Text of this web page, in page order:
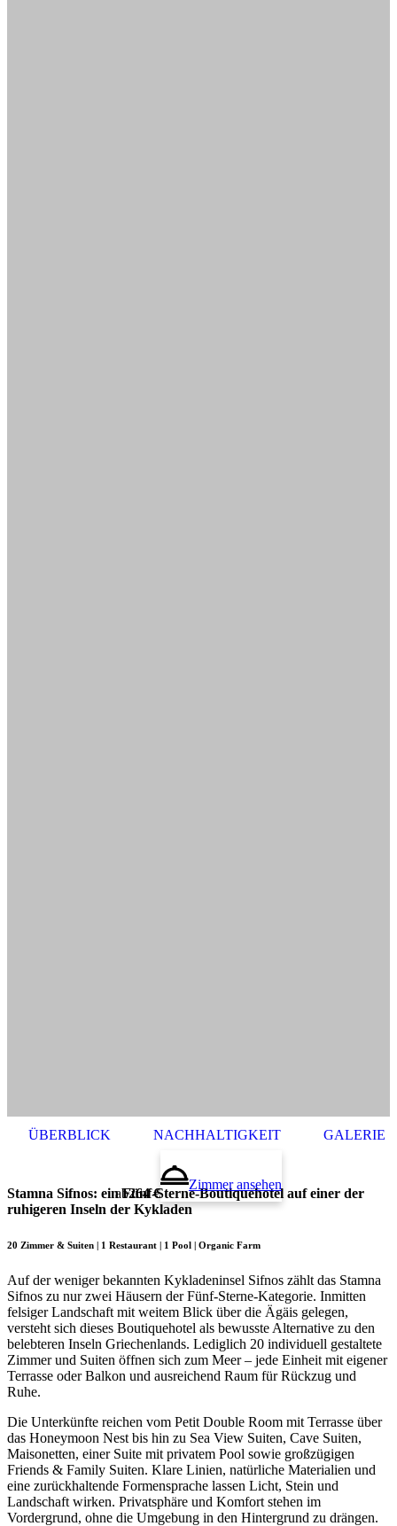
ÜBERBLICK NACHHALTIGKEIT GALERIE
ab264 €
Zimmer ansehen
Stamna Sifnos: ein Fünf-Sterne-Boutiquehotel auf einer der
ruhigeren Inseln der Kykladen
20 Zimmer & Suiten | 1 Restaurant | 1 Pool | Organic Farm
Auf der weniger bekannten Kykladeninsel Sifnos zählt das Stamna
Sifnos zu nur zwei Häusern der Fünf-Sterne-Kategorie. Inmitten
felsiger Landschaft mit weitem Blick über die Ägäis gelegen,
versteht sich dieses Boutiquehotel als bewusste Alternative zu den
belebteren Inseln Griechenlands. Lediglich 20 individuell gestaltete
Zimmer und Suiten öffnen sich zum Meer – jede Einheit mit eigener
Terrasse oder Balkon und ausreichend Raum für Rückzug und
Ruhe.
Die Unterkünfte reichen vom Petit Double Room mit Terrasse über
das Honeymoon Nest bis hin zu Sea View Suiten, Cave Suiten,
Maisonetten, einer Suite mit privatem Pool sowie großzügigen
Friends & Family Suiten. Klare Linien, natürliche Materialien und
eine zurückhaltende Formensprache lassen Licht, Stein und
Landschaft wirken. Privatsphäre und Komfort stehen im
Vordergrund, ohne die Umgebung in den Hintergrund zu drängen.